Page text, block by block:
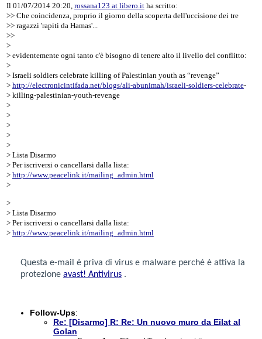
Il 01/07/2014 20:20, rossana123 at libero.itha scritto:
>> Che coincidenza, proprio il giorno della scoperta dell'uccisione dei tre
>> ragazzi 'rapiti da Hamas'...
>>
>
> evidentemente ogni tanto c'è bisogno di tenere alto il livello del conflitto:
>
> Israeli soldiers celebrate killing of Palestinian youth as “revenge”
> http://electronicintifada.net/blogs/ali-abunimah/israeli-soldiers-celebrate-
> killing-palestinian-youth-revenge
>
>
>
>
>
> Lista Disarmo
> Per iscriversi o cancellarsi dalla lista:
> http://www.peacelink.it/mailing_admin.html
>
>
> Lista Disarmo
> Per iscriversi o cancellarsi dalla lista:
> http://www.peacelink.it/mailing_admin.html
Questa e-mail è priva di virus e malware perché è attiva la
protezione avast! Antivirus.
Follow-Ups:
Re: [Disarmo] R: Re: Un nuovo muro da Eilat al
Golan